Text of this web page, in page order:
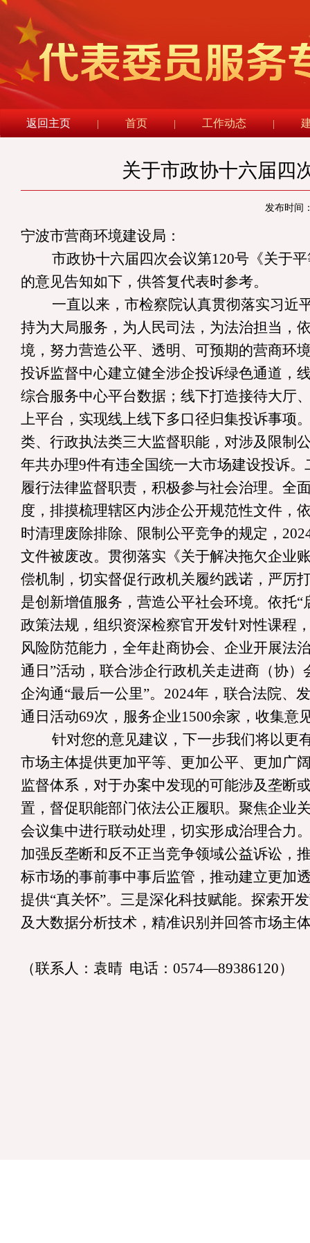
返回主页 首页 工作动态
关于市政协十六届四
发布时
宁波市营商环境建设局 ：
市政协十六届四次会议第120号《关于
的意见告知如下，供答复代表时参考。
一直以来，市检察院认真贯彻落实习近
持为大局服务，为人民司法，为法治担当 ，
境，努力营造公平、透明、可预期的营商环
投诉监督中心建立健全涉企投诉绿色通道，
综合服务中心平台数据；线下打造接待大厅
上平台，实现线上线下多口径归集投诉事项
类、行政执法类三大监督职能，对涉及限制
年共办理9件有违全国统一大市场建设投诉。
履行法律监督职责 ，积极参与社会治理。 全
度，排摸梳理辖区内涉企公开规范性文件，
时清理废除排除、限制公平竞争的规定，
文件被废改。 贯彻落实《关于解决拖欠企业
偿机制，切实督促行政机关履约践诺，严厉
是创新增值服务，营造公平社会环境。 依托“
政策法规，组织资深检察官开发针对性课程
风险防范能力 ，全年赴商协会、企业开展法
通日 ”活动，联合涉企行政机关走进商（协
企沟通“最后一公里”。 2024年，联合法院、
通日活动69次，服务企业1500余家，收集意
针对您的意见建议，下一步我们将以更
市场主体提供更加平等、更加公平、更加广
监督体系 ，对于办案中发现的可能涉及垄断
置，督促职能部门依法公正履职。聚焦企业
会议集中进行联动处理，切实形成治理合力
加强反垄断和反不正当竞争领域公益诉讼，
标市场的事前事中事后监管，推动建立更加
提供“真关怀”。 三是深化科技赋能。 探索开
及大数据分析技术，精准识别并回答市场主
（联系人： 袁晴 电话： 0574—89386120）